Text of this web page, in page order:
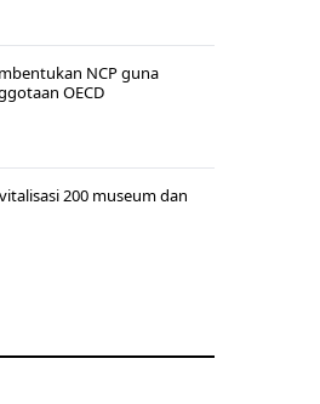
NCP guna
OECD
200 museum dan